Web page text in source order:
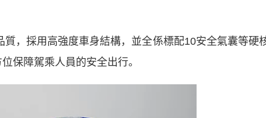
，採用高強度車身結構，並全係標配10安全氣囊等硬
保障駕乘人員的安全出行。